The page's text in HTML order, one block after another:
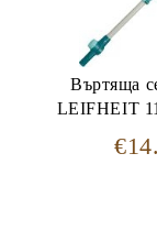
Въртяща
LEIFHEIT